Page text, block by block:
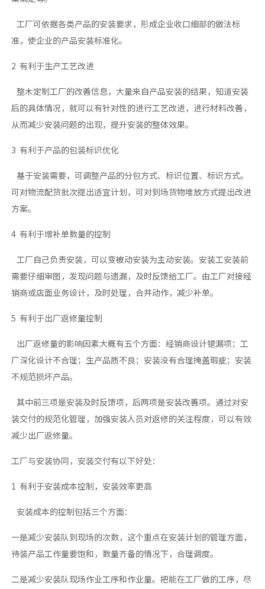
工厂可依据各类产品的安装要求，形成企业收口细部的做法标
准，使企业的产品安装标准化。
2 有利于生产工艺改进
整木定制工厂的改善信息，大量来自产品安装的结果，知道安装
后的具体情况，就可以有针对性的进行工艺改进，进行材料改善，
从而减少安装问题的出现，提升安装的整体效果。
3 有利于产品的包装标识优化
基于安装需要，可调整产品的分包方式、标识位置、标识方式。
可对物流配货批次提出适宜计划，可对到场货物堆放方式提出改进
方案。
4 有利于增补单数量的控制
工厂自己负责安装，可以变被动安装为主动安装。安装工安装前
需要仔细审图，发现问题与遗漏，及时反馈给工厂。由工厂对接经
销商或店面业务设计，及时处理，合并动作，减少补单。
5 有利于出厂返修量控制
出厂返修量的影响因素大概有五个方面：经销商设计错漏项；工
厂深化设计不合理；生产品质不良；安装没有合理掩盖瑕疵；安装
不规范损坏产品。
其中前三项是安装及时反馈项，后两项是安装改善项。通过对安
装交付的规范化管理，加强安装人员对返修的关注程度，可以有效
减少出厂返修量。
工厂与安装协同，安装交付有以下好处：
1 有利于安装成本控制，安装效率更高
安装成本的控制包括三个方面：
一是减少安装队到现场的次数，这个重点在安装计划的管理方面，
待装产品工作量要饱和，数量齐备的情况下，合理调度。
二是减少安装队现场作业工序和作业量。把能在工厂做的工序，尽